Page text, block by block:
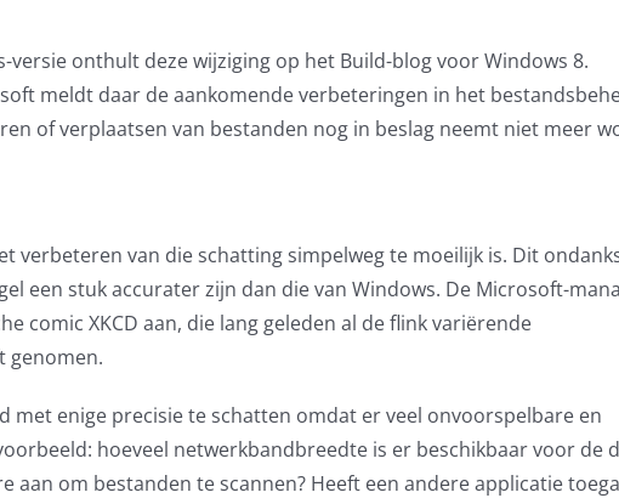
onthult deze wijziging op het Build-blog voor Windows 8.
meldt daar de aankomende verbeteringen in het
of verplaatsen van bestanden nog in beslag neemt niet meer
verbeteren van die schatting simpelweg te moeilijk is. Dit
een stuk accurater zijn dan die van Windows. De Microsoft-
comic XKCD aan, die lang geleden al de flink variërende
genomen.
met enige precisie te schatten omdat er veel onvoorspelbare en
hoeveel netwerkbandbreedte is er beschikbaar voor de
aan om bestanden te scannen? Heeft een andere applicatie